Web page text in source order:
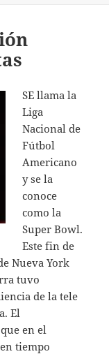
SE llama la
Liga
Nacional de
Fútbol
Americano
y se la
conoce
como la
Super Bowl.
Este fin de
Nueva York
tuvo
de la tele
El
en el
tiempo